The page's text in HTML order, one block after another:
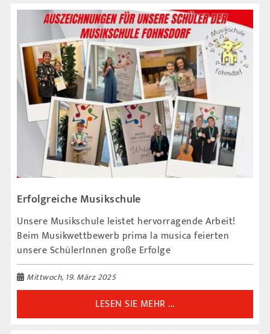
Erfolgreiche Musikschule
Unsere Musikschule leistet hervorragende Arbeit!
Beim Musikwettbewerb prima la musica feierten
unsere SchülerInnen große Erfolge
Mittwoch, 19. März 2025
LESEN SIE MEHR ...